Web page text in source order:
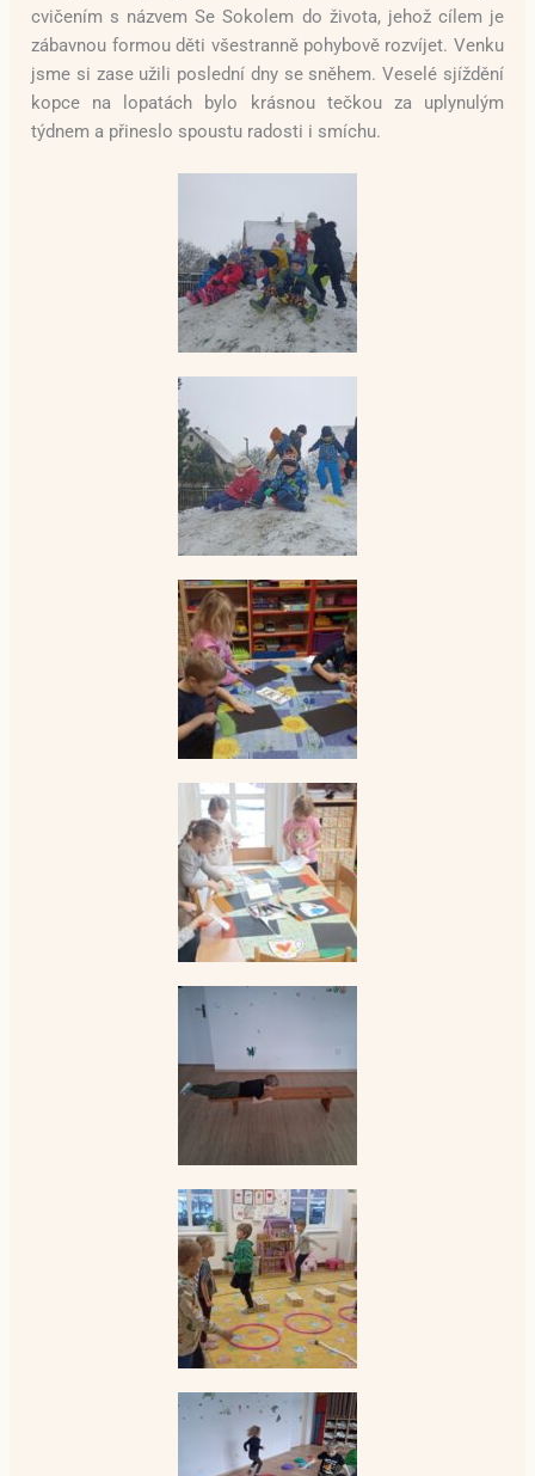
cvičením s názvem Se Sokolem do života, jehož cílem je
zábavnou formou děti všestranně pohybově rozvíjet. Venku
jsme si zase užili poslední dny se sněhem. Veselé sjíždění
kopce na lopatách bylo krásnou tečkou za uplynulým
týdnem a přineslo spoustu radosti i smíchu.